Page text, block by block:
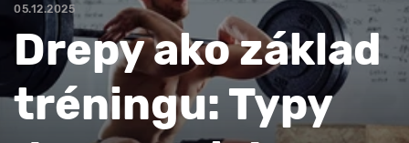
05.12.2025
Drepy ako základ
tréningu: Typy